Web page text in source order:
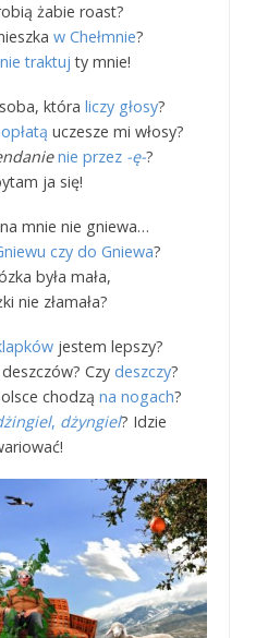
żabie roast?
w Chełmnie?
nie traktuj ty mnie!
która liczy głosy?
uczesze mi włosy?
nie przez -ę-?
ja się!
mnie nie gniewa…
czy do Gniewa?
była mała,
nie złamała?
jestem lepszy?
Czy deszczy?
chodzą na nogach?
, dżyngiel? Idzie